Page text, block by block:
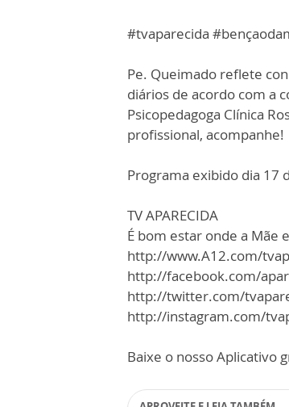
#tvaparecida
Pe. Queimado reflete
diários de acordo com a
Psicopedagoga Clínica
profissional, acompanhe!
Programa exibido dia 17
TV APARECIDA
É bom estar onde a Mãe
http://www.A12.com/
http://facebook.com/
http://twitter.com/
http://instagram.com/
Baixe o nosso Aplicativo